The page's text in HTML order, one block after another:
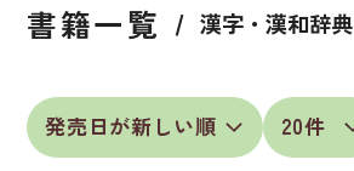
お知らせ
イベント
日本語学習者用教科書
書籍一覧 漢字・漢和辞典